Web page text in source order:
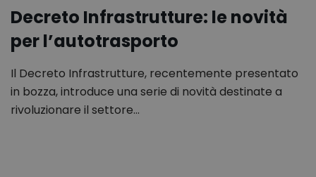
Decreto Infrastrutture: le novità
per l’autotrasporto
Il Decreto Infrastrutture, recentemente presentato
in bozza, introduce una serie di novità destinate a
rivoluzionare il settore…